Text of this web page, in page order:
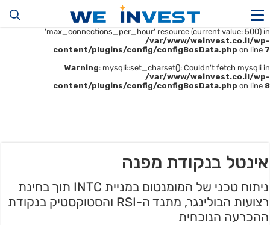
Warning
: mysqli::__construct(): (HY000/1226): User
'u414896523_maofData' has exceeded the
'max_connections_per_hour' resource (current value: 500) in
/var/www/weinvest.co.il/wp-
content/plugins/config/configBosData.php on line 7
Warning: mysqli::set_charset(): Couldn't fetch mysqli in
/var/www/weinvest.co.il/wp-
content/plugins/config/configBosData.php on line 8
אינטל בנקודת מפנה
ניתוח טכני של המומנטום במניית INTC תוך בחינת
רצועות הבולינגר, מתנד ה-RSI והסטוקסטיק בנקודת
ההכרעה הנוכחית